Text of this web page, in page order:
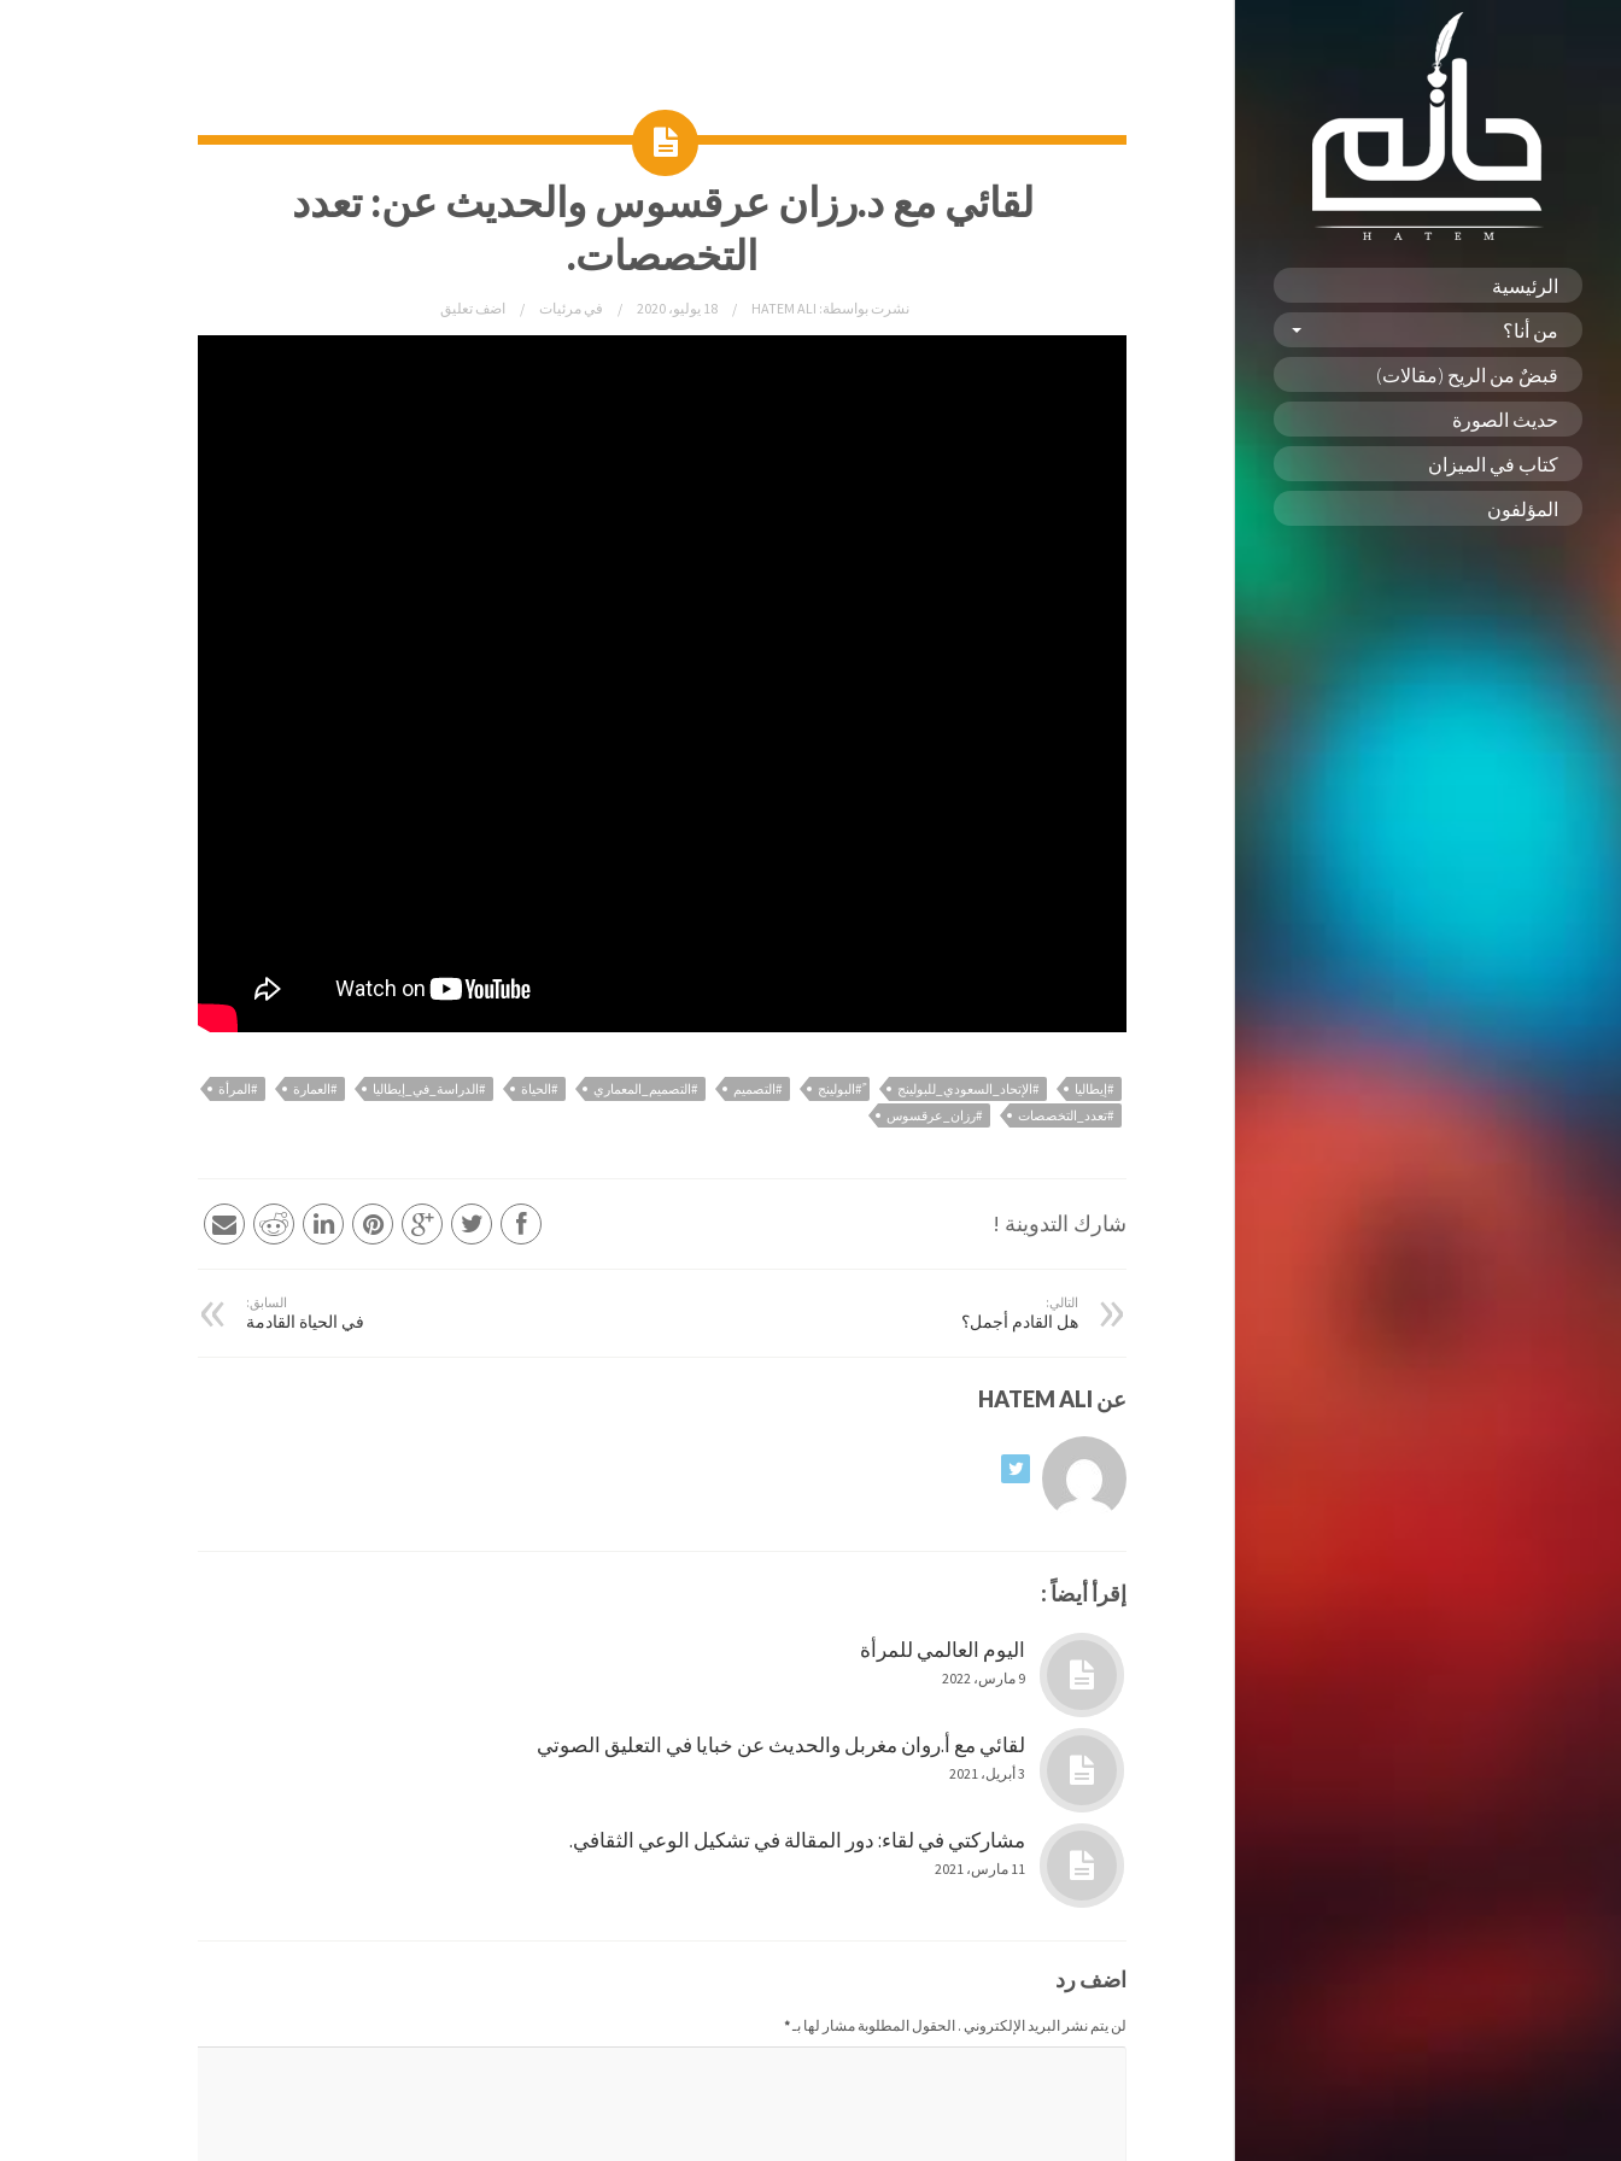
الرئيسية
من أنا؟
قبضٌ من الريح (مقالات)
حديث الصورة
كتاب في الميزان
المؤلفون
لقائي مع د.رزان عرقسوس والحديث عن: تعدد
التخصصات.
نشرت بواسطة: HATEM ALI 18 يوليو، 2020 فيمرئيات اضف تعليق
#إيطاليا #الإتحاد_السعودي_للبولينج ً#البولينج #التصميم #التصميم_المعماري #الحياة #الدراسة_في_إيطاليا #العمارة
#المرأة
#تعدد_التخصصات
#رزان_عرقسوس
شارك التدوينة !
السابق:
في الحياة القادمة
التالي:
هل القادم أجمل؟
عن HATEM ALI
إقرأ أيضاً :
اليوم العالمي للمرأة
9 مارس، 2022
لقائي مع أ.روان مغربل والحديث عن خبايا في التعليق الصوتي
3 أبريل، 2021
مشاركتي في لقاء: دور المقالة في تشكيل الوعي الثقافي.
11 مارس، 2021
اضف رد
لن يتم نشر البريد الإلكتروني . الحقول المطلوبة مشار لها بـ*